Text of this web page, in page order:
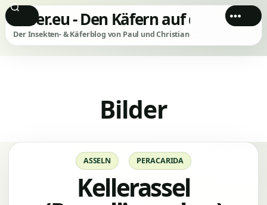
Käfer.eu - Den Käfern auf der Spur!
Der Insekten- & Käferblog von Paul und Christian
Bilder
Kategorien
ASSELN PERACARIDA
Kellerassel